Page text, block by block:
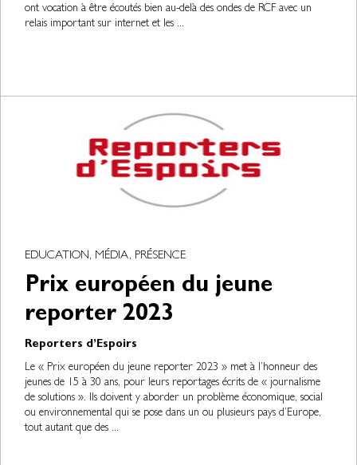
ont vocation à être écoutés bien au-delà des ondes de RCF avec un
relais important sur internet et les ...
EDUCATION, MÉDIA, PRÉSENCE
Prix européen du jeune
reporter 2023
Reporters d’Espoirs
Le « Prix européen du jeune reporter 2023 » met à l’honneur des
jeunes de 15 à 30 ans, pour leurs reportages écrits de « journalisme
de solutions ». Ils doivent y aborder un problème économique, social
ou environnemental qui se pose dans un ou plusieurs pays d’Europe,
tout autant que des ...